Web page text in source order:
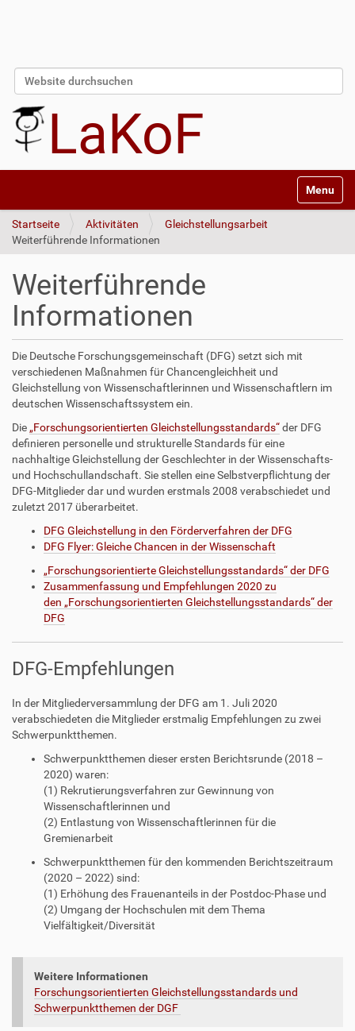
Website durchsuchen
LaKoF
Startseite Aktivitäten
Gleichstellungsarbeit
Weiterführende Informationen
Weiterführende
Informationen
Die Deutsche Forschungsgemeinschaft (DFG) setzt sich mit
verschiedenen Maßnahmen für Chancengleichheit und
Gleichstellung von Wissenschaftlerinnen und Wissenschaftlern im
deutschen Wissenschaftssystem ein.
Die „Forschungsorientierten Gleichstellungsstandards“der DFG
definieren personelle und strukturelle Standards für eine
nachhaltige Gleichstellung der Geschlechter in der Wissenschafts-
und Hochschullandschaft. Sie stellen eine Selbstverpflichtung der
DFG-Mitglieder dar und wurden erstmals 2008 verabschiedet und
zuletzt 2017 überarbeitet.
DFG Gleichstellung in den Förderverfahren der DFG
DFG Flyer: Gleiche Chancen in der Wissenschaft
L
i
n
k
f
D
D
a
t
e
i
„Forschungsorientierte Gleichstellungsstandards“ der DFG
L
i
n
u
P
D
a
t
e
i
Zusammenfassung und Empfehlungen 2020 zu
den „Forschungsorientierten Gleichstellungsstandards“ der
DFG
DFG-Empfehlungen
In der Mitgliederversammlung der DFG am 1. Juli 2020
verabschiedeten die Mitglieder erstmalig Empfehlungen zu zwei
Schwerpunktthemen.
Schwerpunktthemen dieser ersten Berichtsrunde (2018 –
2020) waren:
(1) Rekrutierungsverfahren zur Gewinnung von
Wissenschaftlerinnen und
(2) Entlastung von Wissenschaftlerinnen für die
Gremienarbeit
Schwerpunktthemen für den kommenden Berichtszeitraum
(2020 – 2022) sind:
(1) Erhöhung des Frauenanteils in der Postdoc-Phase und
(2) Umgang der Hochschulen mit dem Thema
Vielfältigkeit/Diversität
Weitere Informationen
Forschungsorientierten Gleichstellungsstandards und
Schwerpunktthemen der DGF